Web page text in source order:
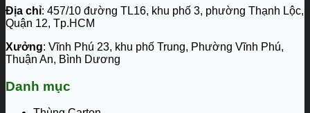
Địa chỉ: 457/10 đường TL16, khu phố 3, phường Thạnh Lộc,
Quận 12, Tp.HCM
Xưởng: Vĩnh Phú 23, khu phố Trung, Phường Vĩnh Phú,
Thuận An, Bình Dương
Danh mục